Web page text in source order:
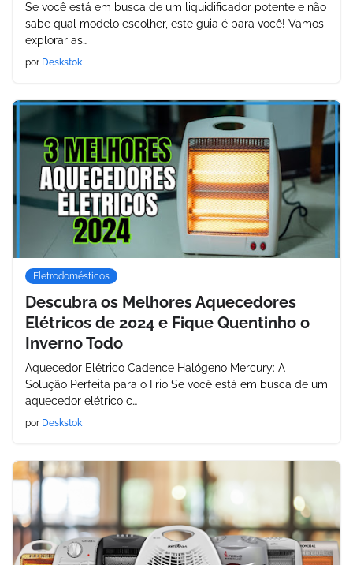
Se você está em busca de um liquidificador potente e não
sabe qual modelo escolher, este guia é para você! Vamos
explorar as…
por Deskstok
Eletrodomésticos
Descubra os Melhores Aquecedores
Elétricos de 2024 e Fique Quentinho o
Inverno Todo
Aquecedor Elétrico Cadence Halógeno Mercury: A
Solução Perfeita para o Frio Se você está em busca de um
aquecedor elétrico c…
por Deskstok